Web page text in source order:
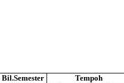
Bil.Semester
Tempoh